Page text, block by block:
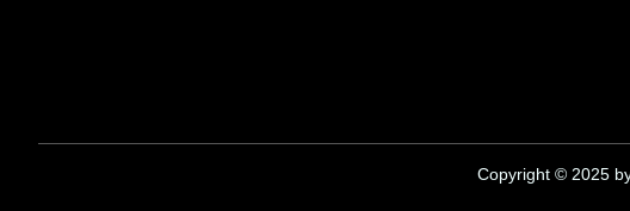
Copyright © 2025